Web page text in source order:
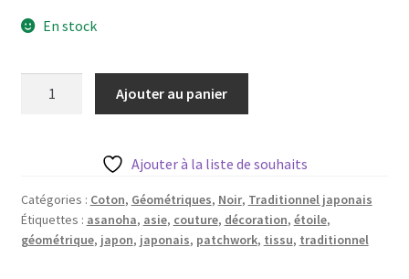
En stock
asanoha
peint
noir-
Ajouter au panier
Ajouter à la liste de souhaits
Catégories : Coton, Géométriques, Noir, Traditionnel japonais
Étiquettes : asanoha, asie, couture, décoration, étoile,
géométrique, japon, japonais, patchwork, tissu, traditionnel